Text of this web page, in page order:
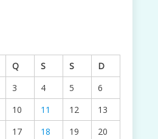
Q S S
D
3 4 5
6
10 11 12
13
17 18 19
20